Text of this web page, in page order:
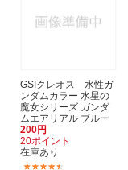
GSIクレオス 水性ガ
ンダムカラー 水星の
魔女シリーズ ガンダ
ムエアリアル ブルー
200円
20ポイント
在庫あり